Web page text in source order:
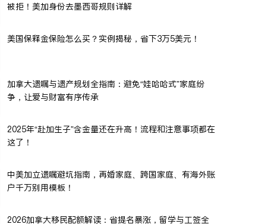
被拒！美加身份去墨西哥规则详解
美国保释金保险怎么买？实例揭秘，省下3万5美元！
加拿大遗嘱与遗产规划全指南：避免“娃哈哈式”家庭纷
争，让爱与财富有序传承
2025年“赴加生子”含金量还在升高！流程和注意事项都在
这了！
中美加立遗嘱避坑指南，再婚家庭、跨国家庭、有海外账
户千万别用模板！
2026加拿大移民配额解读：省提名暴涨，留学与工签全